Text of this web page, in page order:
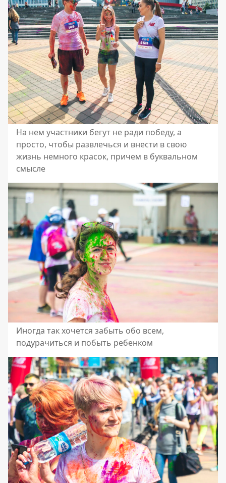
На нем участники бегут не ради победу, а
просто, чтобы развлечься и внести в свою
жизнь немного красок, причем в буквальном
смысле
Иногда так хочется забыть обо всем,
подурачиться и побыть ребенком